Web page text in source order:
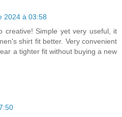
2024 à 03:58
creative! Simple yet very useful, it
shirt fit better. Very convenient
a tighter fit without buying a new